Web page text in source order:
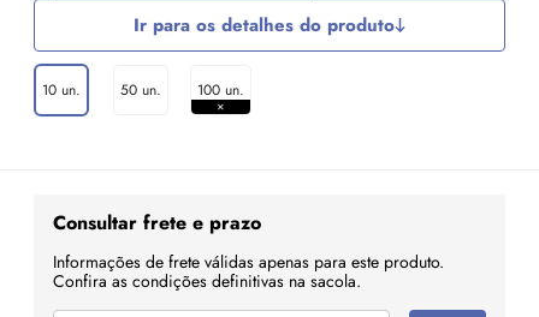
Ir para os detalhes do produto
10 un. 50 un. 100 un.
Consultar frete e prazo
Informações de frete válidas apenas para este produto.
Confira as condições definitivas na sacola.